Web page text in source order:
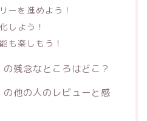
ーを進めよう！
しよう！
も楽しもう！
残念なところはどこ？
他の人のレビューと感